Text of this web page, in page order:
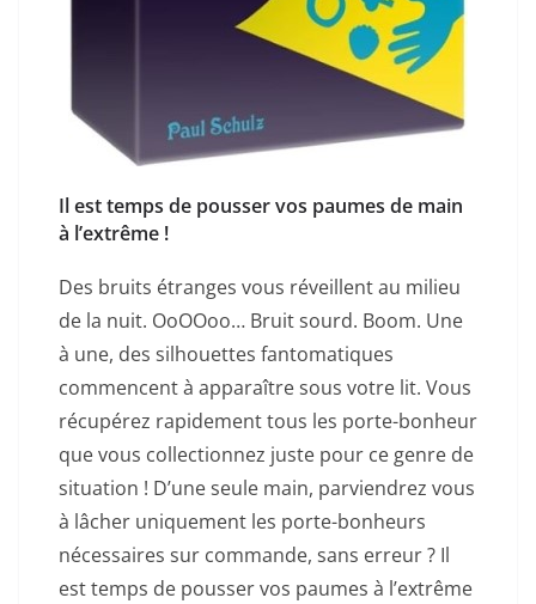
Il est temps de pousser vos paumes de main
à l’extrême !
Des bruits étranges vous réveillent au milieu
de la nuit. OoOOoo… Bruit sourd. Boom. Une
à une, des silhouettes fantomatiques
commencent à apparaître sous votre lit. Vous
récupérez rapidement tous les porte-bonheur
que vous collectionnez juste pour ce genre de
situation ! D’une seule main, parviendrez vous
à lâcher uniquement les porte-bonheurs
nécessaires sur commande, sans erreur ? Il
est temps de pousser vos paumes à l’extrême